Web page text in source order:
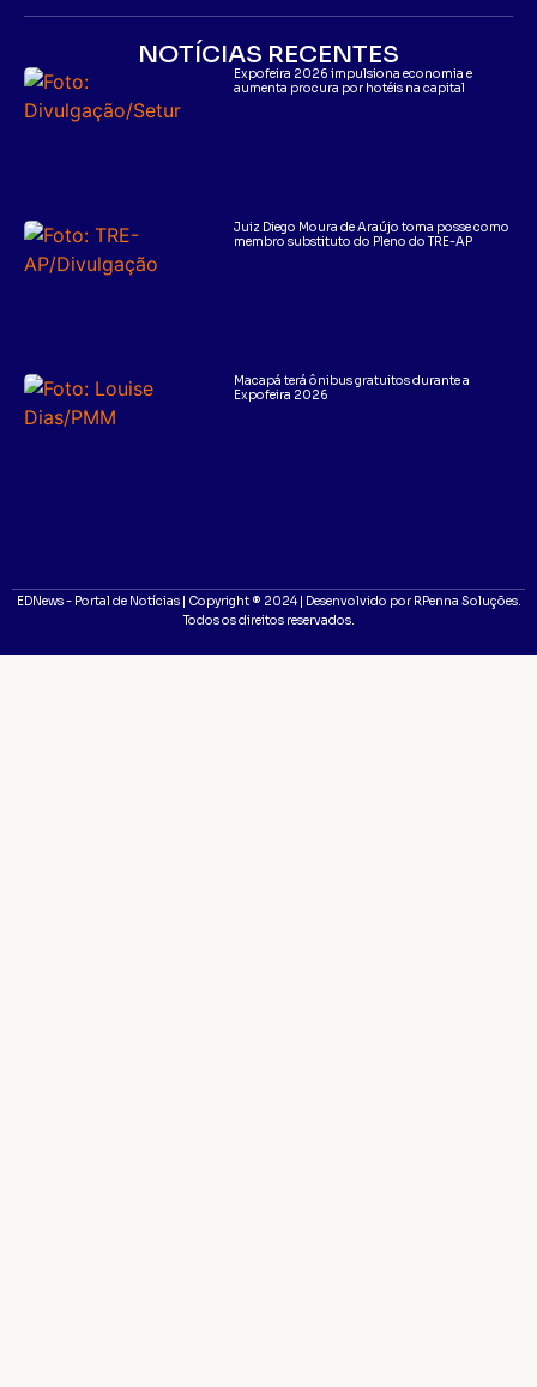
NOTÍCIAS RECENTES
Expofeira 2026 impulsiona economia e
aumenta procura por hotéis na capital
Juiz Diego Moura de Araújo toma posse como
membro substituto do Pleno do TRE-AP
Macapá terá ônibus gratuitos durante a
Expofeira 2026
EDNews - Portal de Notícias | Copyright ® 2024 | Desenvolvido por RPenna Soluções.
Todos os direitos reservados.